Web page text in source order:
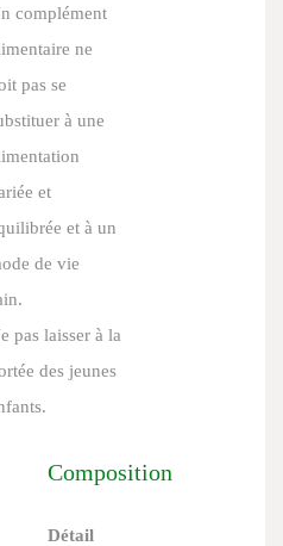
complément
ne
pas se
à une
et
et à un
de vie
pas laisser à la
des jeunes
Composition
Détail